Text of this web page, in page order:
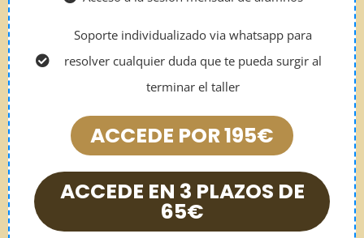
Soporte individualizado via whatsapp para
resolver cualquier duda que te pueda surgir al
terminar el taller
ACCEDE POR 195€
ACCEDE EN 3 PLAZOS DE
65€